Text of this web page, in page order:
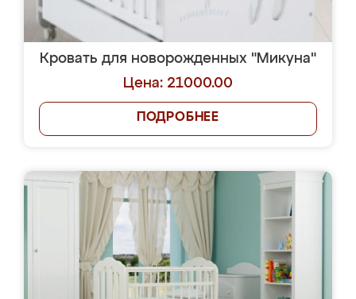
Кровать для новорожденных "Микуна"
Цена: 21000.00
ПОДРОБНЕЕ